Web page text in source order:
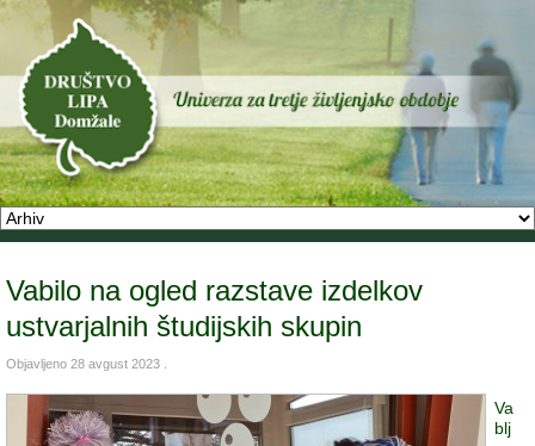
Vabilo na ogled razstave izdelkov
ustvarjalnih študijskih skupin
Objavljeno 28 avgust 2023
Va
blj